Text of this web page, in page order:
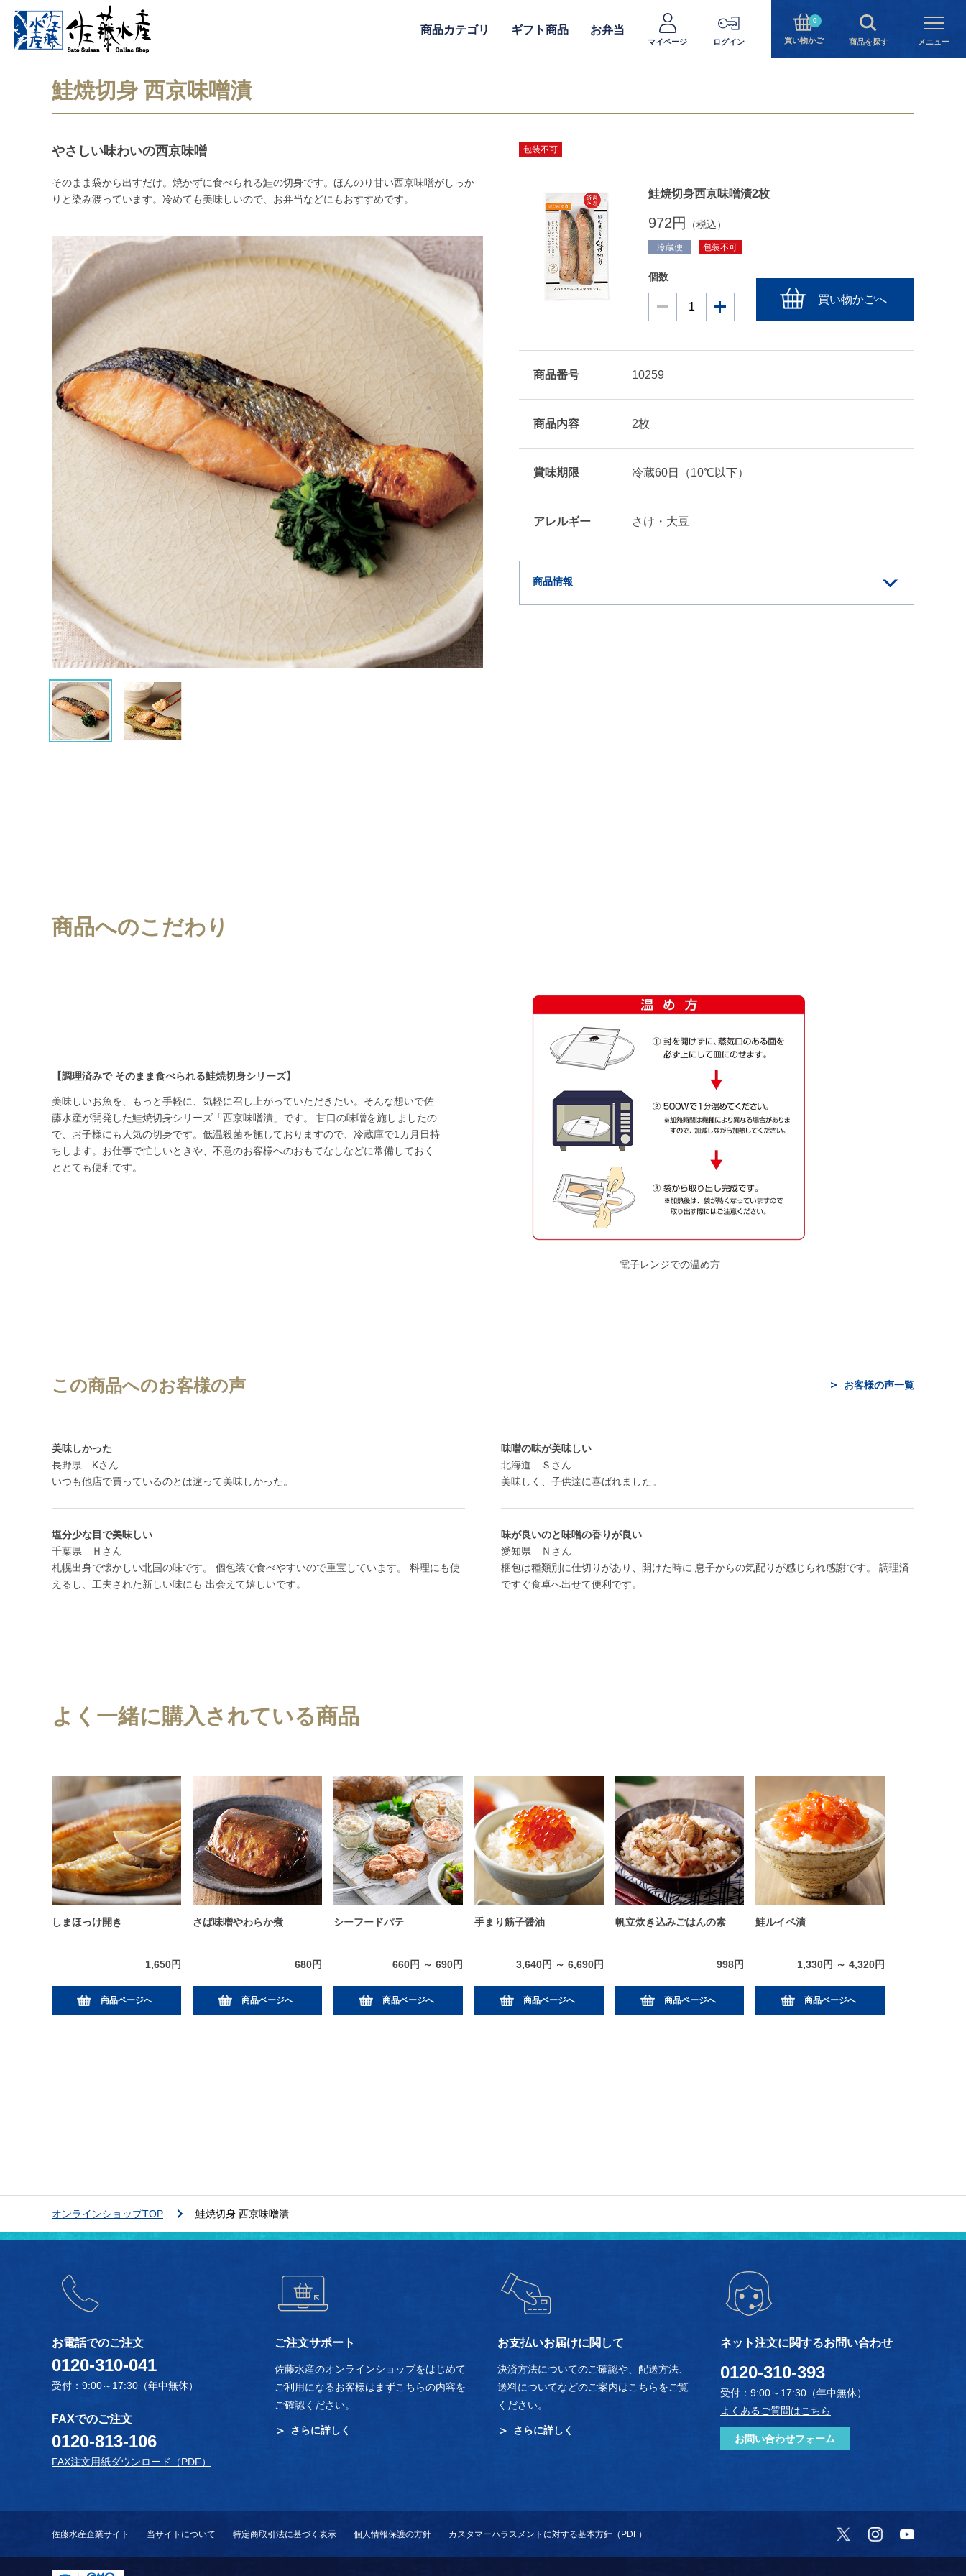
商品カテゴリ ギフト商品 お弁当
マイページ ログイン
0
買い物かご 商品を探す メニュー
鮭焼切身 西京味噌漬
やさしい味わいの西京味噌
そのまま袋から出すだけ。焼かずに食べられる鮭の切身です。ほんのり甘い西京味噌がしっか
りと染み渡っています。冷めても美味しいので、お弁当などにもおすすめです。
包装不可
鮭焼切身西京味噌漬2枚
972円 （税込）
冷蔵便 包装不可
個数
買い物かごへ
商品番号 10259
商品内容 2枚
賞味期限 冷蔵60日（10℃以下）
アレルギー さけ・大豆
商品情報
商品へのこだわり
【調理済みで そのまま食べられる鮭焼切身シリーズ】
美味しいお魚を、もっと手軽に、気軽に召し上がっていただきたい。そんな想いで佐
藤水産が開発した鮭焼切身シリーズ「西京味噌漬」です。 甘口の味噌を施しましたの
で、お子様にも人気の切身です。低温殺菌を施しておりますので、冷蔵庫で1カ月日持
ちします。お仕事で忙しいときや、不意のお客様へのおもてなしなどに常備しておく
ととても便利です。
電子レンジでの温め方
この商品へのお客様の声 お客様の声一覧
美味しかった
長野県 Kさん
いつも他店で買っているのとは違って美味しかった。
味噌の味が美味しい
北海道 Ｓさん
美味しく、子供達に喜ばれました。
塩分少な目で美味しい
千葉県 Ｈさん
札幌出身で懐かしい北国の味です。 個包装で食べやすいので重宝しています。 料理にも使
えるし、工夫された新しい味にも 出会えて嬉しいです。
味が良いのと味噌の香りが良い
愛知県 Ｎさん
梱包は種類別に仕切りがあり、開けた時に 息子からの気配りが感じられ感謝です。 調理済
ですぐ食卓へ出せて便利です。
よく一緒に購入されている商品
しまほっけ開き
1,650円
商品ページへ
さば味噌やわらか煮
680円
商品ページへ
シーフードパテ
660円 ～ 690円
商品ページへ
手まり筋子醤油
3,640円 ～ 6,690円
商品ページへ
帆立炊き込みごはんの素
998円
商品ページへ
鮭ルイベ漬
1,330円 ～ 4,320円
商品ページへ
オンラインショップTOP 鮭焼切身 西京味噌漬
お電話でのご注文
0120-310-041
受付：9:00～17:30（年中無休）
FAXでのご注文
0120-813-106
FAX注文用紙ダウンロード（PDF）
ご注文サポート
佐藤水産のオンラインショップをはじめて
ご利用になるお客様はまずこちらの内容を
ご確認ください。
さらに詳しく
お支払いお届けに関して
決済方法についてのご確認や、配送方法、
送料についてなどのご案内はこちらをご覧
ください。
さらに詳しく
ネット注文に関するお問い合わせ
0120-310-393
受付：9:00～17:30（年中無休）
よくあるご質問はこちら
お問い合わせフォーム
佐藤水産企業サイト 当サイトについて 特定商取引法に基づく表示 個人情報保護の方針 カスタマーハラスメントに対する基本方針（PDF） Twitter InstagramYouTube